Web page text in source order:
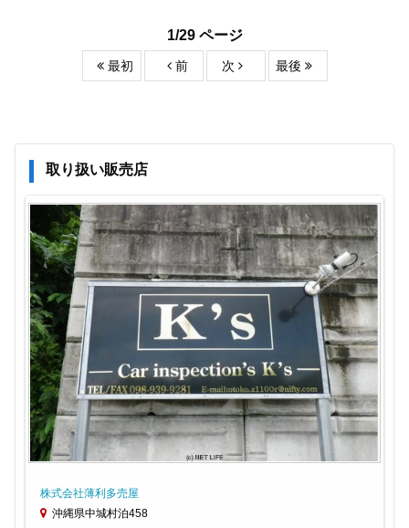
1/29 ページ
最初 前 次 最後
取り扱い販売店
株式会社薄利多売屋
沖縄県中城村泊458